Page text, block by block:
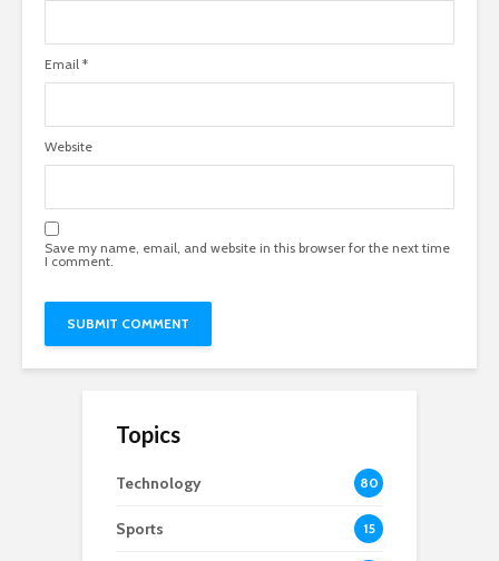
Email *
Website
Save my name, email, and website in this browser for the next time
I comment.
Topics
Technology 80
Sports 15